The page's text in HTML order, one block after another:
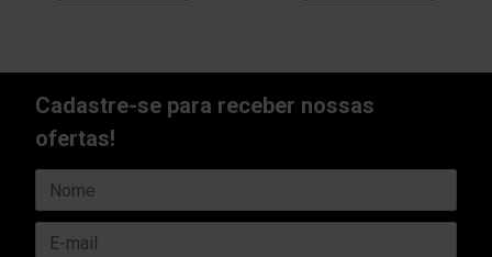
Cadastre-se para receber nossas
ofertas!